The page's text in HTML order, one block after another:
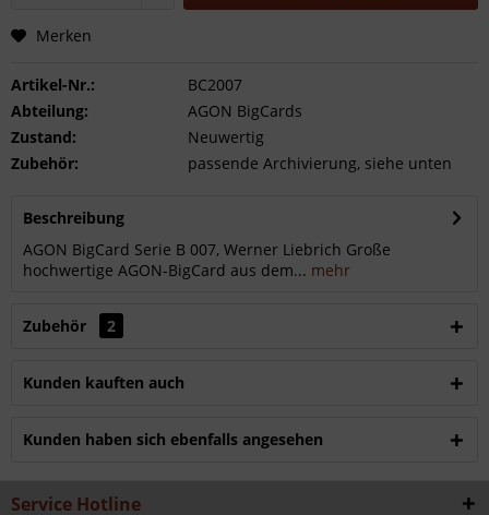
Merken
Artikel-Nr.:
BC2007
Abteilung:
AGON BigCards
Zustand:
Neuwertig
Zubehör:
passende Archivierung, siehe unten
Beschreibung
AGON BigCard Serie B 007, Werner Liebrich Große
hochwertige AGON-BigCard aus dem... mehr
Zubehör 2
Kunden kauften auch
Kunden haben sich ebenfalls angesehen
Service Hotline